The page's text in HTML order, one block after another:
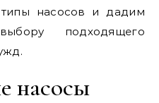
насосов и дадим
подходящего
насосы